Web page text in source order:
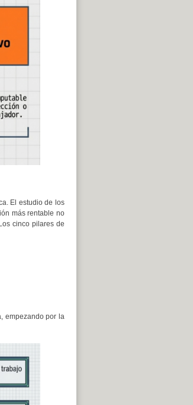
El estudio de los
más rentable no
cinco pilares de
empezando por la